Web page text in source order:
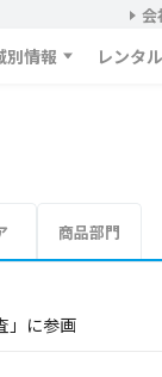
会
別情報 レンタ
商品部門
」に参画